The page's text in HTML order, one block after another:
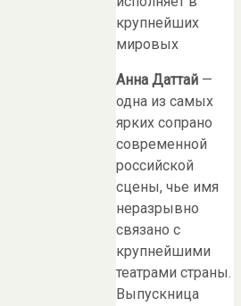
крупнейших
мировых
Анна Даттай —
одна из самых
ярких сопрано
современной
российской
сцены, чье имя
неразрывно
связано с
крупнейшими
театрами страны.
Выпускница